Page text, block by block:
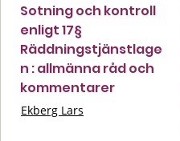
Sotning och kontroll
enligt 17§
Räddningstjänstlage
n : allmänna råd och
kommentarer
Ekberg Lars